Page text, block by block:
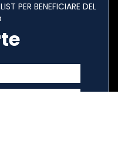
PER BENEFICIARE DEL